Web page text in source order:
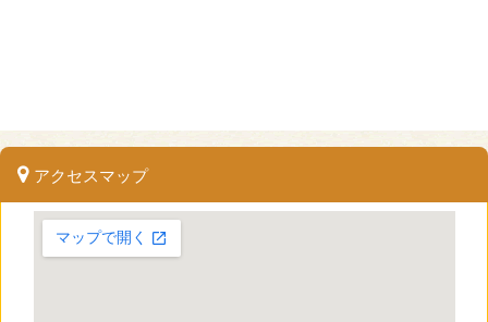
アクセスマップ